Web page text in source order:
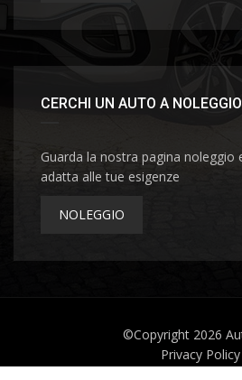
CERCHI UN AUTO A
Guarda la nostra pagina noleggio
adatta alle tue esigenze
NOLEGGIO
©Copyright 2026
Privacy Policy